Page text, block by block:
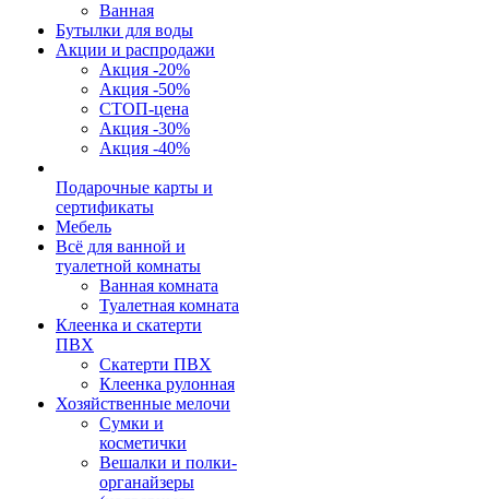
Ванная
Бутылки для воды
Акции и распродажи
Акция -20%
Акция -50%
СТОП-цена
Акция -30%
Акция -40%
Подарочные карты и
сертификаты
Мебель
Всё для ванной и
туалетной комнаты
Ванная комната
Туалетная комната
Клеенка и скатерти
ПВХ
Скатерти ПВХ
Клеенка рулонная
Хозяйственные мелочи
Сумки и
косметички
Вешалки и полки-
органайзеры